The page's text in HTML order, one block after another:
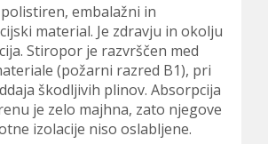
embalažni in
material. Je zdravju in okolju
Stiropor je razvrščen med
(požarni razred B1), pri
škodljivih plinov. Absorpcija
je zelo majhna, zato njegove
izolacije niso oslabljene.